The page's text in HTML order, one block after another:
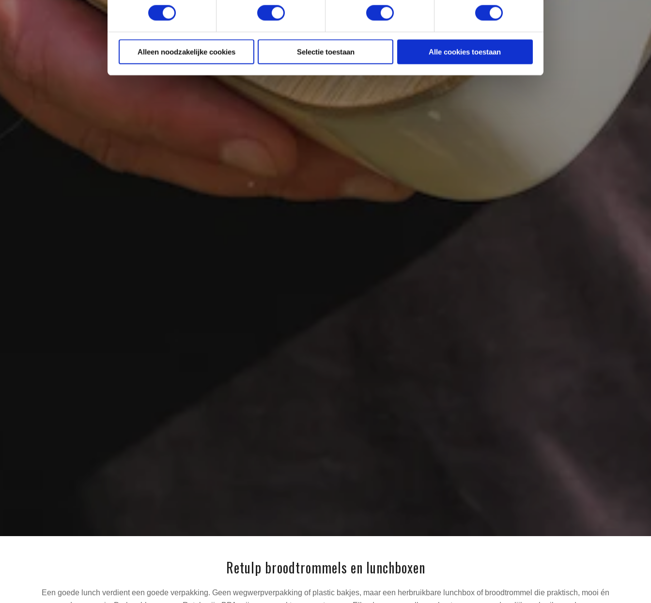
Alleen noodzakelijke cookies Selectie toestaan Alle cookies toestaan
Retulp broodtrommels en lunchboxen
Een goede lunch verdient een goede verpakking. Geen wegwerpverpakking of plastic bakjes, maar een herbruikbare lunchbox of broodtrommel die praktisch, mooi én